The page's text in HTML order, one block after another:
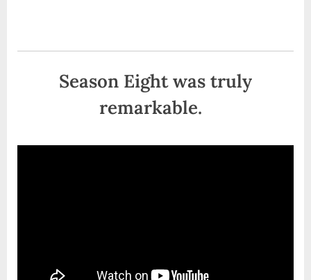
Season Eight was truly
remarkable.